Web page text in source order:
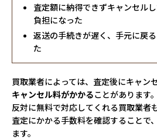
査定額に納得できずキャンセル
負担になった
返送の手続きが遅く、手元に戻
た
買取業者によっては、査定後にキャン
キャンセル料がかかることがあります。
反対に無料で対応してくれる買取業者
査定にかかる手数料を確認することで
ます。